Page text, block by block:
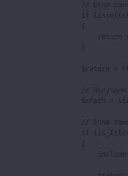
// Если
if
return
$return =
//
$sPath =
// Если
if